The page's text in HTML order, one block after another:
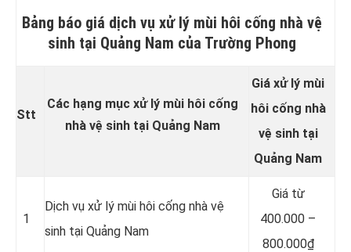
Bảng báo giá dịch vụ xử lý mùi hôi cống nhà vệ
sinh tại Quảng Nam của Trường Phong
Stt
Các hạng mục xử lý mùi hôi cống
nhà vệ sinh tại Quảng Nam
Giá xử lý mùi
hôi cống nhà
vệ sinh tại
Quảng Nam
1
Dịch vụ xử lý mùi hôi cống nhà vệ
sinh tại Quảng Nam
Giá từ
400.000 –
800.000₫